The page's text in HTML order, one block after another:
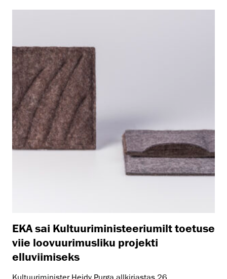
EKA sai Kultuuriministeeriumilt toetuse
viie loovuurimusliku projekti
elluviimiseks